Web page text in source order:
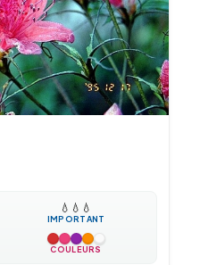
💧 💧 💧
IMPORTANT
COULEURS